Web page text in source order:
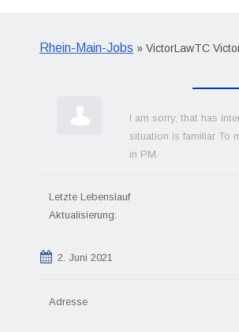
Rhein-Main-Jobs » VictorLawTC
I am sorry, that has
situation is familiar To
in PM.
Letzte Lebenslauf
Aktualisierung:
2. Juni 2021
Adresse